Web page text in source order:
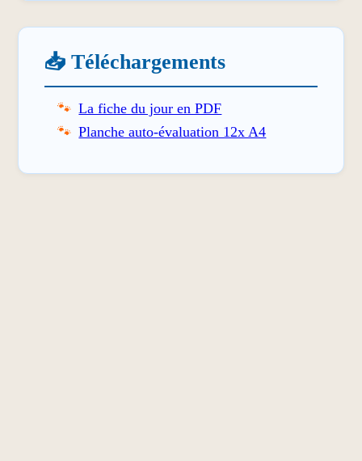
📥 Téléchargements
La fiche du jour en PDF
Planche auto-évaluation 12x A4